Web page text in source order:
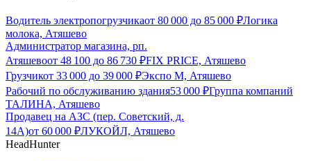
Водитель электропогрузчикаот 80 000 до 85 000 ₽Логика
молока, Атяшево
Администратор магазина, рп.
Атяшевоот 48 100 до 86 730 ₽FIX PRICE, Атяшево
Грузчикот 33 000 до 39 000 ₽Экспо М, Атяшево
Рабочий по обслуживанию здания53 000 ₽Группа компаний
ТАЛИНА, Атяшево
Продавец на АЗС (пер. Советский, д.
14А)от 60 000 ₽ЛУКОЙЛ, Атяшево
HeadHunter